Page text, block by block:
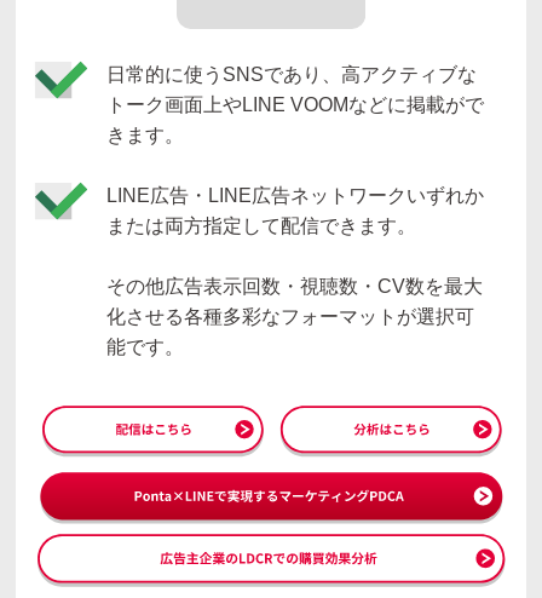
日常的に使うSNSであり、高アクティブな
トーク画面上やLINE VOOMなどに掲載がで
きます。
LINE広告・LINE広告ネットワークいずれか
または両方指定して配信できます。
その他広告表示回数・視聴数・CV数を最大
化させる各種多彩なフォーマットが選択可
能です。